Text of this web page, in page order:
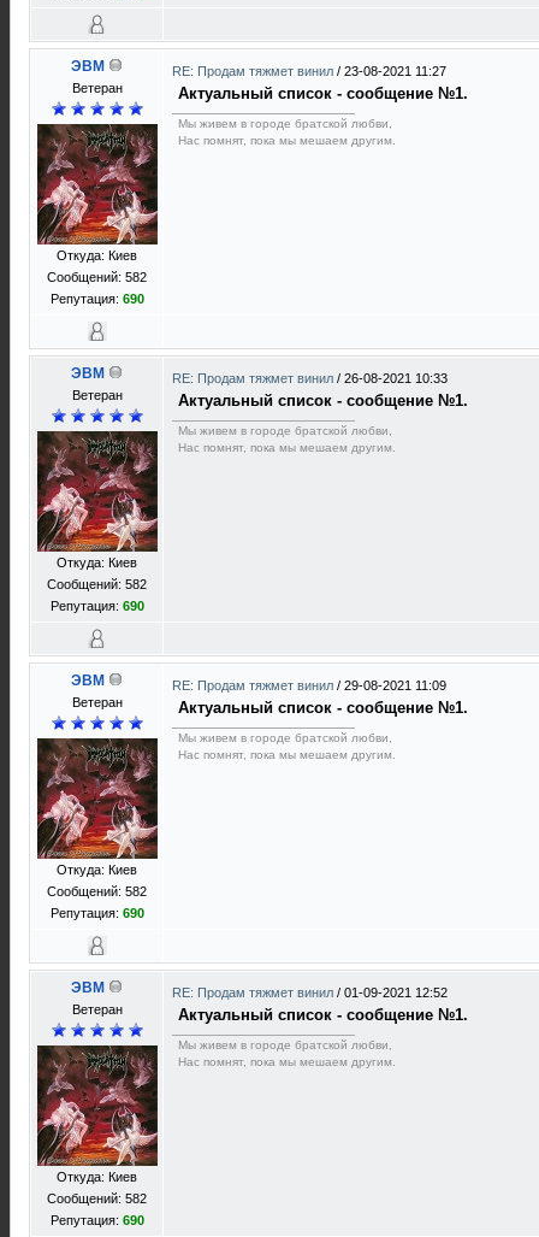
ЭВМ
Ветеран
Откуда: Киев
Сообщений: 582
Репутация: 690
RE: Продам тяжмет винил / 23-08-2021 11:27
Актуальный список - сообщение №1.
Мы живем в городе братской любви,
Нас помнят, пока мы мешаем другим.
ЭВМ
Ветеран
Откуда: Киев
Сообщений: 582
Репутация: 690
RE: Продам тяжмет винил / 26-08-2021 10:33
Актуальный список - сообщение №1.
Мы живем в городе братской любви,
Нас помнят, пока мы мешаем другим.
ЭВМ
Ветеран
Откуда: Киев
Сообщений: 582
Репутация: 690
RE: Продам тяжмет винил / 29-08-2021 11:09
Актуальный список - сообщение №1.
Мы живем в городе братской любви,
Нас помнят, пока мы мешаем другим.
ЭВМ
Ветеран
Откуда: Киев
Сообщений: 582
Репутация: 690
RE: Продам тяжмет винил / 01-09-2021 12:52
Актуальный список - сообщение №1.
Мы живем в городе братской любви,
Нас помнят, пока мы мешаем другим.